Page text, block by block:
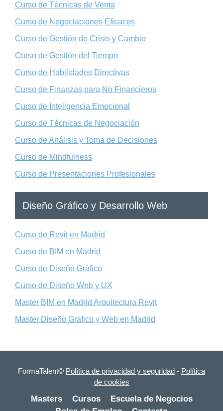
Curso de Técnicas de Venta
Curso de Negociaciones Eficaces
Curso de Gestión de Crisis y Cambio
Curso de Gestión del Tiempo
Curso de Habilidades Directivas
Curso de Finanzas para No Financieros
Curso de Inteligencia Emocional
Curso de Técnicas de Negociación
Curso de Análisis y Toma de Decisiones
Curso de Mindfulness
Curso de Presentaciones Profesionales
Diseño Gráfico y Desarrollo Web
Curso de Revit en Madrid
Curso de BIM en Madrid
Curso de Diseño Gráfico
Curso de Diseño Web y UX
Master BIM en Madrid Arquitectura Revit
Master Diseño Grafico y Web en Madrid
FormaTalent© Política de privacidad y seguridad - Política
de cookies
Masters Cursos
Escuela de Negocios